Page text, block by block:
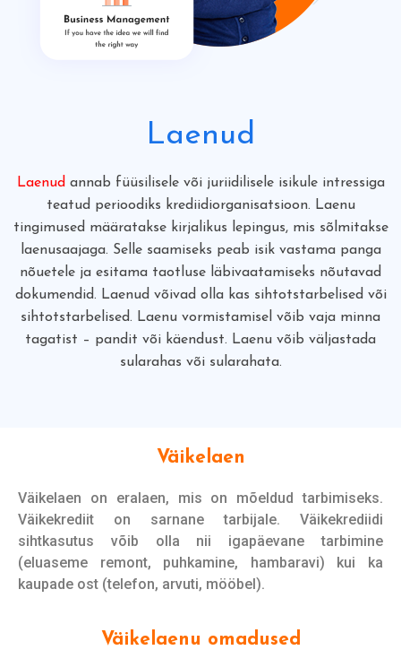
Laenud
Laenud annab füüsilisele või juriidilisele isikule intressiga
teatud perioodiks krediidiorganisatsioon. Laenu
tingimused määratakse kirjalikus lepingus, mis sõlmitakse
laenusaajaga. Selle saamiseks peab isik vastama panga
nõuetele ja esitama taotluse läbivaatamiseks nõutavad
dokumendid. Laenud võivad olla kas sihtotstarbelised või
sihtotstarbelised. Laenu vormistamisel võib vaja minna
tagatist – pandit või käendust. Laenu võib väljastada
sularahas või sularahata.
Väikelaen
Väikelaen on eralaen, mis on mõeldud tarbimiseks.
Väikekrediit on sarnane tarbijale. Väikekrediidi
sihtkasutus võib olla nii igapäevane tarbimine
(eluaseme remont, puhkamine, hambaravi) kui ka
kaupade ost (telefon, arvuti, mööbel).
Väikelaenu omadused